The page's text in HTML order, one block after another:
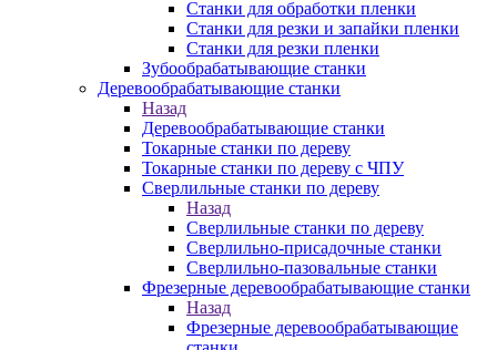
Станки для обработки пленки
Станки для резки и запайки пленки
Станки для резки пленки
Зубообрабатывающие станки
Деревообрабатывающие станки
Назад
Деревообрабатывающие станки
Токарные станки по дереву
Токарные станки по дереву с ЧПУ
Сверлильные станки по дереву
Назад
Сверлильные станки по дереву
Сверлильно-присадочные станки
Сверлильно-пазовальные станки
Фрезерные деревообрабатывающие станки
Назад
Фрезерные деревообрабатывающие